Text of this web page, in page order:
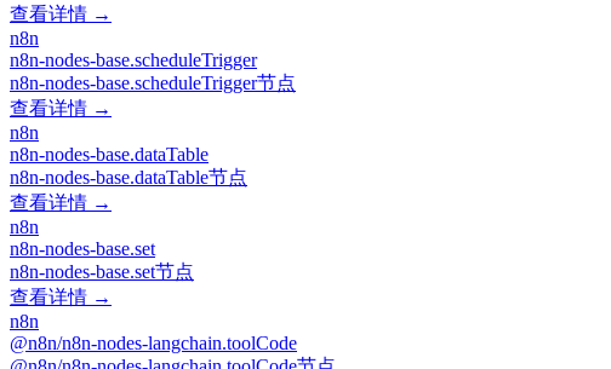
查看详情 →
n8n
n8n-nodes-base.scheduleTrigger
n8n-nodes-base.scheduleTrigger节点
查看详情 →
n8n
n8n-nodes-base.dataTable
n8n-nodes-base.dataTable节点
查看详情 →
n8n
n8n-nodes-base.set
n8n-nodes-base.set节点
查看详情 →
n8n
@n8n/n8n-nodes-langchain.toolCode